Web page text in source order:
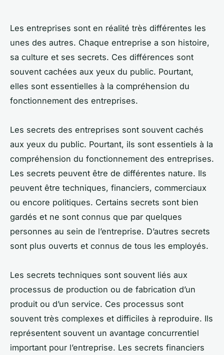
Les entreprises sont en réalité très différentes les
unes des autres. Chaque entreprise a son histoire,
sa culture et ses secrets. Ces différences sont
souvent cachées aux yeux du public. Pourtant,
elles sont essentielles à la compréhension du
fonctionnement des entreprises.
Les secrets des entreprises sont souvent cachés
aux yeux du public. Pourtant, ils sont essentiels à la
compréhension du fonctionnement des entreprises.
Les secrets peuvent être de différentes nature. Ils
peuvent être techniques, financiers, commerciaux
ou encore politiques. Certains secrets sont bien
gardés et ne sont connus que par quelques
personnes au sein de l’entreprise. D’autres secrets
sont plus ouverts et connus de tous les employés.
Les secrets techniques sont souvent liés aux
processus de production ou de fabrication d’un
produit ou d’un service. Ces processus sont
souvent très complexes et difficiles à reproduire. Ils
représentent souvent un avantage concurrentiel
important pour l’entreprise. Les secrets financiers